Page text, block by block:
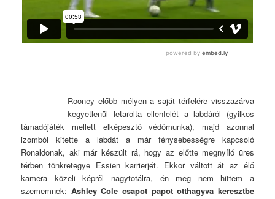
Rooney előbb mélyen a saját térfelére visszazárva
kegyetlenül letarolta ellenfelét a labdáról (gyilkos
támadójáték mellett elképesztő védőmunka), majd azonnal
izomból kitette a labdát a már fénysebességre kapcsoló
Ronaldonak, aki már készült rá, hogy az előtte megnyíló üres
térben tönkretegye Essien karrierjét. Ekkor váltott át az élő
kamera közeli képről nagytotálra, én meg nem hittem a
szememnek: Ashley Cole csapot papot otthagyva keresztbe